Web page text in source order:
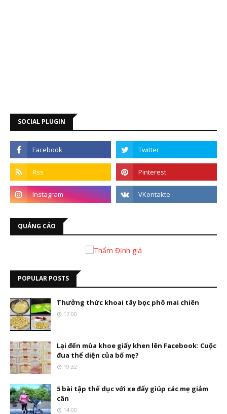
SOCIAL PLUGIN
QUẢNG CÁO
POPULAR POSTS
Thưởng thức khoai tây bọc phô mai chiên
17:00
Lại đến mùa khoe giấy khen lên Facebook: Cuộc
đua thể diện của bố mẹ?
19:32
5 bài tập thể dục với xe đẩy giúp các mẹ giảm
cân
14:00